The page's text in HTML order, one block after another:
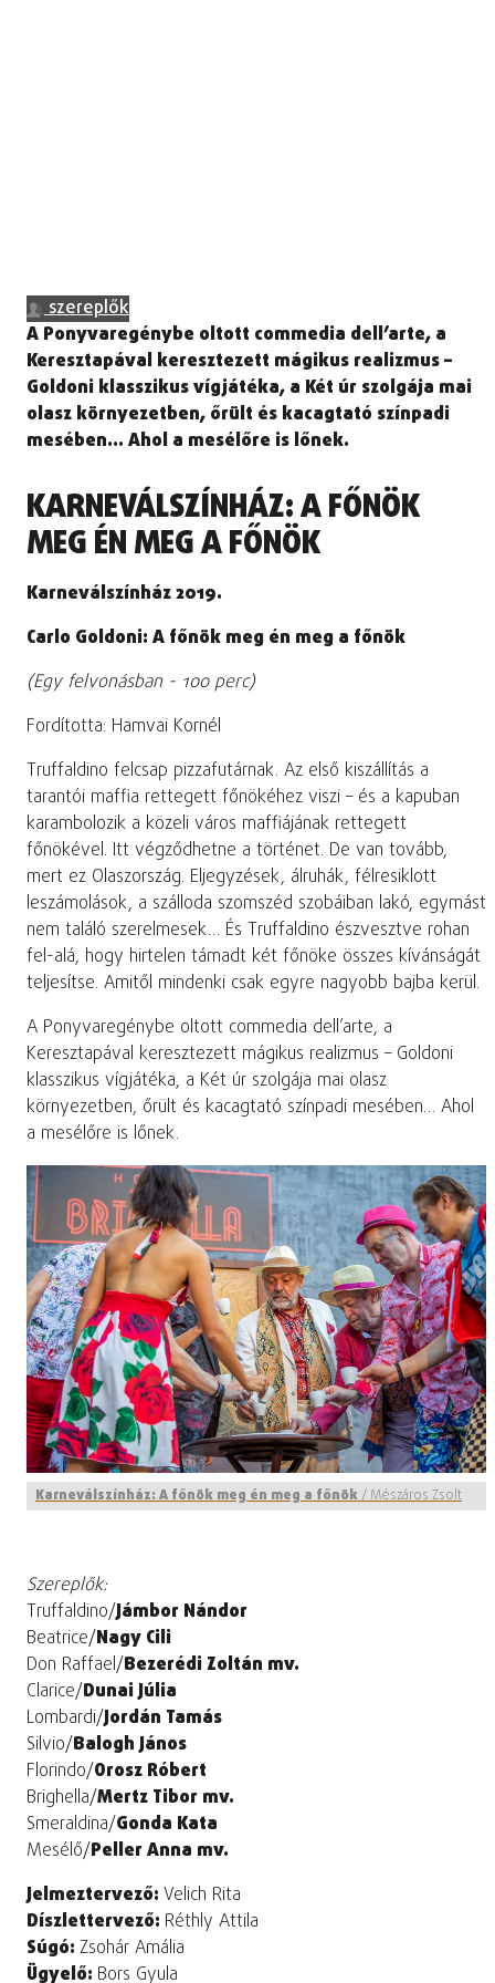
szereplők
A Ponyvaregénybe oltott commedia dell’arte, a
Keresztapával keresztezett mágikus realizmus –
Goldoni klasszikus vígjátéka, a Két úr szolgája mai
olasz környezetben, őrült és kacagtató színpadi
mesében… Ahol a mesélőre is lőnek.
KARNEVÁLSZÍNHÁZ: A FŐNÖK
MEG ÉN MEG A FŐNÖK
Karneválszínház 2019.
Carlo Goldoni: A főnök meg én meg a főnök
(Egy felvonásban - 100 perc)
Fordította: Hamvai Kornél
Truffaldino felcsap pizzafutárnak. Az első kiszállítás a
tarantói maffia rettegett főnökéhez viszi – és a kapuban
karambolozik a közeli város maffiájának rettegett
főnökével. Itt végződhetne a történet. De van tovább,
mert ez Olaszország. Eljegyzések, álruhák, félresiklott
leszámolások, a szálloda szomszéd szobáiban lakó, egymást
nem találó szerelmesek… És Truffaldino észvesztve rohan
fel-alá, hogy hirtelen támadt két főnöke összes kívánságát
teljesítse. Amitől mindenki csak egyre nagyobb bajba kerül.
A Ponyvaregénybe oltott commedia dell’arte, a
Keresztapával keresztezett mágikus realizmus – Goldoni
klasszikus vígjátéka, a Két úr szolgája mai olasz
környezetben, őrült és kacagtató színpadi mesében… Ahol
a mesélőre is lőnek.
Karneválszínház: A főnök meg én meg a főnök/Mészáros Zsolt
Szereplők:
Truffaldino/Jámbor Nándor
Beatrice/Nagy Cili
Don Raffael/Bezerédi Zoltán mv.
Clarice/Dunai Júlia
Lombardi/Jordán Tamás
Silvio/Balogh János
Florindo/Orosz Róbert
Brighella/Mertz Tibor mv.
Smeraldina/Gonda Kata
Mesélő/Peller Anna mv.
Jelmeztervező: Velich Rita
Díszlettervező: Réthly Attila
Súgó: Zsohár Amália
Ügyelő: Bors Gyula